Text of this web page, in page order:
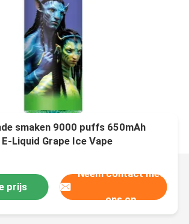
smaken 9000 puffs 650mAh
Liquid Grape Ice Vape
prijs
Neem contact met
ons op